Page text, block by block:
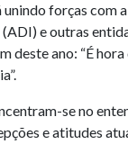
unindo forças com
e outras
deste ano: “É
se no
e atitudes